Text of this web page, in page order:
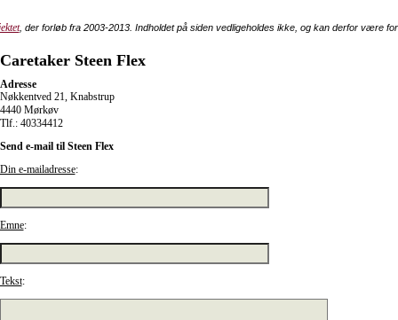
, der forløb fra 2003-2013. Indholdet på siden vedligeholdes ikke, og kan derfor være
Caretaker Steen Flex
Adresse
Nøkkentved 21, Knabstrup
4440 Mørkøv
Tlf.: 40334412
Send e-mail til Steen Flex
Din e-mailadresse:
Emne:
Tekst: